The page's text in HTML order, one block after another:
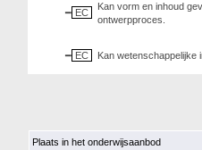
EC
Kan vorm en inhoud
ontwerpproces.
EC Kan wetenschappelijke
Plaats in het onderwijsaanbod